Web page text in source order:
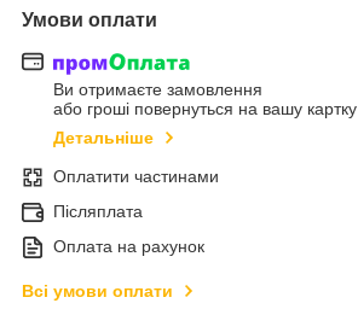
Умови оплати
Ви отримаєте замовлення
або гроші повернуться на вашу картку
Детальніше
Оплатити частинами
Післяплата
Оплата на рахунок
Всі умови оплати